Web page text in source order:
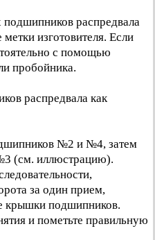
распредвала
изготовителя. Если
с помощью
пробойника.
распредвала как
№2 и №4, затем
(см. иллюстрацию).
за один прием,
крышки подшипников.
и пометьте правильную